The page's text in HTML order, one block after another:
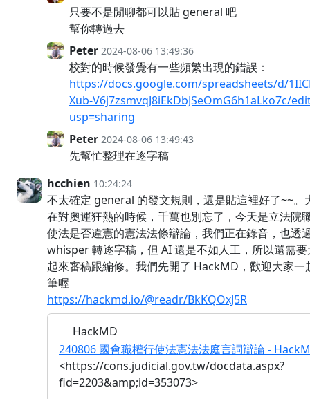
只要不是閒聊都可以貼 general 吧
幫你轉過去
Peter 2024-08-06 13:49:36
校對的時候發覺有一些頻繁出現的錯誤：
https://docs.google.com/spreadsheets/d/
Xub-V6j7zsmvqJ8iEkDbJSeOmG6h1aLko7c/
usp=sharing
Peter 2024-08-06 13:49:43
先幫忙整理在逐字稿
hcchien 10:24:24
不太確定 general 的發文規則，還是貼這裡好了~~。
在對奧運狂熱的時候，千萬也別忘了，今天是立法院
使法是否違憲的憲法法條辯論，我們正在錄音，也透
whisper 轉逐字稿，但 AI 還是不如人工，所以還需
起來審稿跟編修。我們先開了 HackMD，歡迎大家一
筆喔
https://hackmd.io/@readr/BkKQOxJ5R
HackMD
240806 國會職權行使法憲法法庭言詞辯論 -
<https://cons.judicial.gov.tw/docdata.aspx?
fid=2203&amp;id=353073>